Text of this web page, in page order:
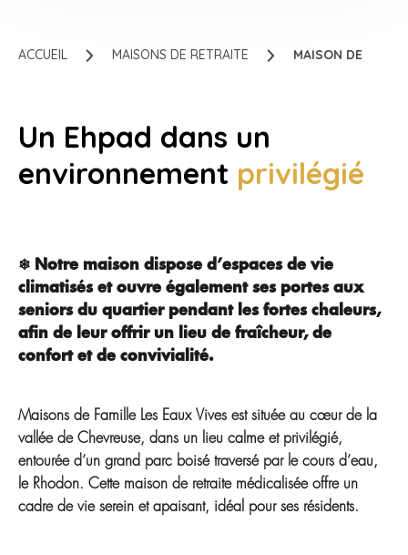
ACCUEIL MAISONS DE RETRAITE MAISON DE
Un Ehpad dans un
environnement privilégié
❄ Notre maison dispose d’espaces de vie
climatisés et ouvre également ses portes aux
seniors du quartier pendant les fortes chaleurs,
afin de leur offrir un lieu de fraîcheur, de
confort et de convivialité.
Maisons de Famille Les Eaux Vives est située au cœur de la
vallée de Chevreuse, dans un lieu calme et privilégié,
entourée d’un grand parc boisé traversé par le cours d’eau,
le Rhodon. Cette maison de retraite médicalisée offre un
cadre de vie serein et apaisant, idéal pour ses résidents.